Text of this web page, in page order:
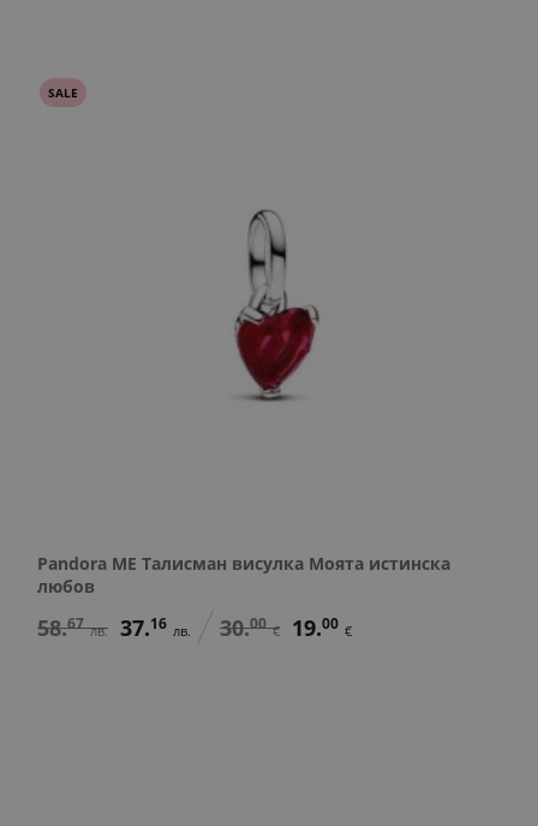
SALE
Pandora ME Талисман висулка Моята истинска
любов
58.67 лв. 37.16 лв. 30.00 € 19.00 €